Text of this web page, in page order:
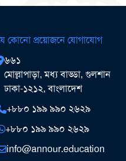
কোনো প্রয়োজনে যোগাযোগ
৬৬১
মোল্লাপাড়া, মধ্য বাড্ডা, গুলশান
ঢাকা-১২১২, বাংলাদেশ
+৮৮০ ১৯৯ ৯৯০ ২৬২৯
+৮৮০ ১৯৯ ৯৯০ ২৬২৯
info@annour.education